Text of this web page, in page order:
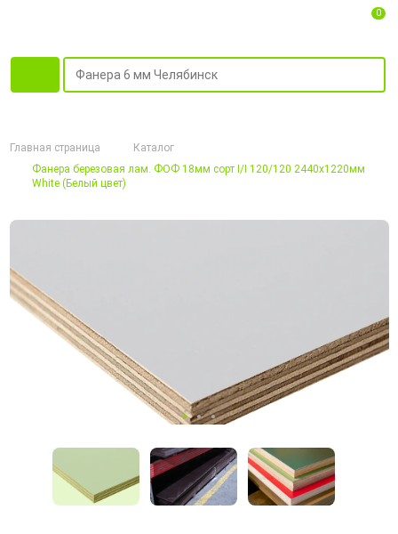
0
Главная страница
Каталог
Фанера березовая лам. ФОФ 18мм сорт I/I 120/120 2440х1220мм
White (Белый цвет)